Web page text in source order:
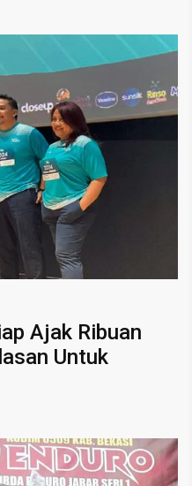
Ajak Ribuan
Untuk